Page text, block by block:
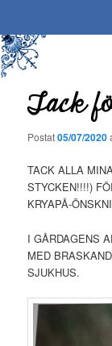
Tack
Postat05/07/2020
TACK ALLA
STYCKEN!!!!)
KRYAPÅ-
I GÅRDAGENS
MED
SJUKHUS.